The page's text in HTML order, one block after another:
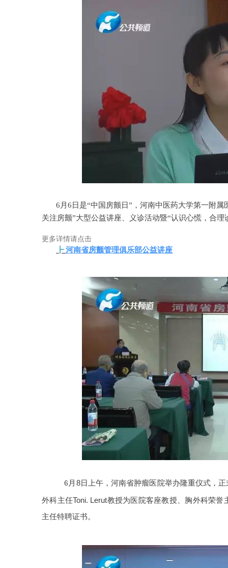
6月6日是“中国房颤日”，河南中医药大学第一附
关注房颤”大型公益讲座、义诊活动暨“认识心慌，合理
更多详情请点击
┣河南省房颤管理俱乐部公益讲座
6 月8日上午，河南省肿瘤医院举办隆重仪式，
外科主任Toni. Lerut教授为医院客座教授、胸外科荣
主任特聘证书。